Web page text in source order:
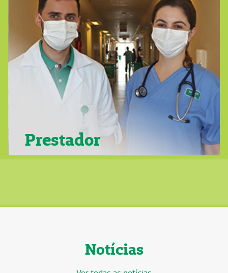
Prestador
Notícias